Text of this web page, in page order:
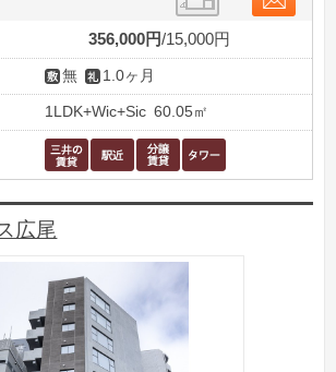
356,000円 15,000円
無 1.0ヶ月
1LDK+Wic+Sic 60.05㎡
広尾